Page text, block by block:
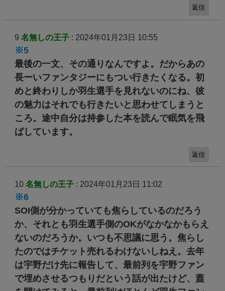
返信
9 名無しの王子: 2024年01月23日 10:55
※5
最後の一文、その通りなんですよ。だからあの
長ーいファンタジーにもつい行きたくなる。初
めと終わりしか羽生選手を見れないのにね、彼
の魅力はそれでも行きたいと思わせてしまうと
ころ。途中自分は持参した本を読んで眠気を飛
ばしています。
返信
10 名無しの王子: 2024年01月23日 11:02
※6
SOI側が分かっていても焦らしているのだろう
か、それとも羽生選手側のOKがなかなかもらえ
ないのだろうか。いつも不思議に思う。焦らし
たのではチケット売れるわけないしねえ。去年
は宇野だけ先に報告して、最前列を宇野ファン
で埋めさせるつもりだという話が出たけど、蓋